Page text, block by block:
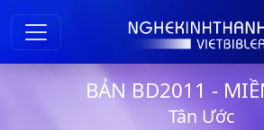
BẢN BD2011 -
Tân Ước